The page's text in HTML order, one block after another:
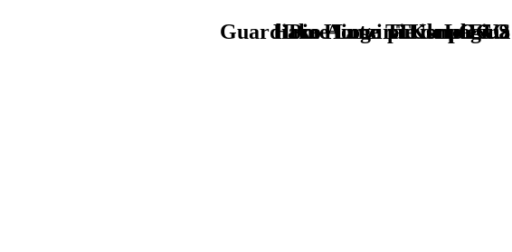
TU - LOGO
Guardiako Aintzira Konplexua
Home Logo pie de página
Pie Home Turismo EUS